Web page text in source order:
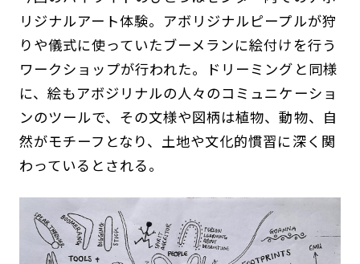
リジナルアート体験。アボリジナルピープルが狩
りや儀式に使っていたブーメランに絵付けを行う
ワークショップが行われた。ドリーミングと同様
に、絵もアボジリナルの人々のコミュニケーショ
ンのツールで、その文様や図柄は植物、動物、自
然がモチーフとなり、土地や文化的慣習に深く関
わっているとされる。